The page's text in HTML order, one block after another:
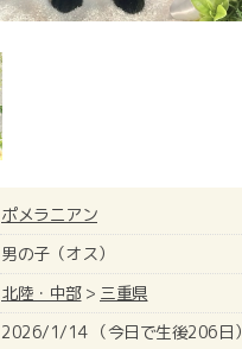
ポメラニアン
男の子（オス）
北陸・中部> 三重県
2026/1/14 （今日で生後206日）